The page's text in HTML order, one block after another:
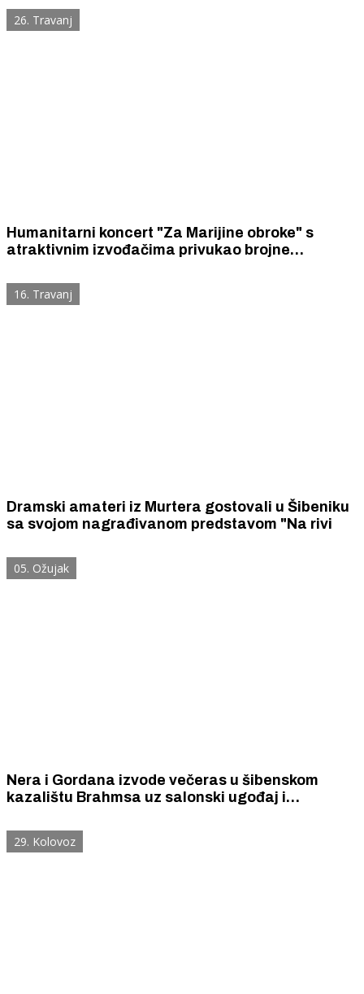
inteligencije, radništva i poduzetnika.
26. Travanj
Humanitarni koncert "Za Marijine obroke" s
atraktivnim izvođačima privukao brojne
16. Travanj
Dramski amateri iz Murtera gostovali u Šibeniku
sa svojom nagrađivanom predstavom "Na rivi
05. Ožujak
Nera i Gordana izvode večeras u šibenskom
kazalištu Brahmsa uz salonski ugođaj i
29. Kolovoz